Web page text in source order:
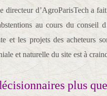
directeur d’AgroParisTech a
au cours du conseil
et les projets des acheteurs
et naturelle du site est à
plus